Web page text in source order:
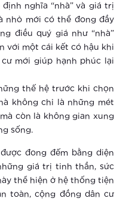
nghĩa “nhà” và giá trị
nhỏ mới có thể đong đầy
điều quý giá như “nhà”
với một cái kết có hậu khi
mới giúp hạnh phúc lại
thế hệ trước khi chọn
không chỉ là những mét
còn là không gian xung
sống.
đong đếm bằng diện
giá trị tinh thần, sức
thể hiện ở hệ thống tiện
toàn, cộng đồng dân cư
minh khác xa khu
ra sao?
khó bỏ qua tại Hà Nội
1-6
cho khách hàng trải
sống thông minh